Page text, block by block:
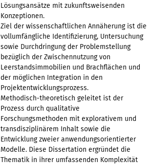
Lösungsansätze mit zukunftsweisenden
Konzeptionen.
Ziel der wissenschaftlichen Annäherung ist die
vollumfängliche Identifizierung, Untersuchung
sowie Durchdringung der Problemstellung
bezüglich der Zwischennutzung von
Leerstandsimmobilien und Brachflächen und
der möglichen Integration in den
Projektentwicklungsprozess.
Methodisch-theoretisch geleitet ist der
Prozess durch qualitative
Forschungsmethoden mit explorativem und
transdisziplinärem Inhalt sowie die
Entwicklung zweier anwendungsorientierter
Modelle. Diese Dissertation ergründet die
Thematik in ihrer umfassenden Komplexität